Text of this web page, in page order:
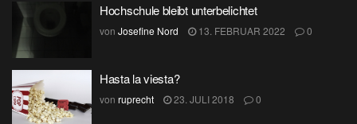
Hochschule bleibt unterbelichtet
von Josefine Nord 13. FEBRUAR 2022 0
Hasta la viesta?
von ruprecht 23. JULI 2018 0